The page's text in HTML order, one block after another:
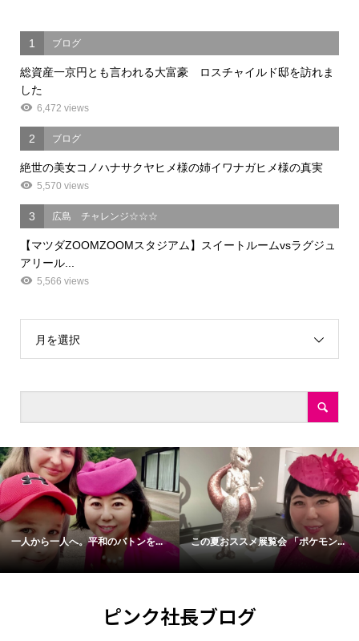
1 ブログ
総資産一京円とも言われる大富豪 ロスチャイルド邸を訪れま
した
6,472 views
2 ブログ
絶世の美女コノハナサクヤヒメ様の姉イワナガヒメ様の真実
5,570 views
3 広島 チャレンジ☆☆☆
【マツダZOOMZOOMスタジアム】スイートルームvsラグジュ
アリール...
5,566 views
月を選択
一人から一人へ。平和のバトンを... この夏おススメ展覧会 「ポケモン...
ピンク社長ブログ